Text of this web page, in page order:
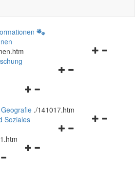
Navigationsmenü
Navigationsmenü
und
schließen
./141017.htm
Navigationsmenü
Soziales
Navigationsmenü